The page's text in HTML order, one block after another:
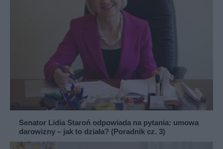
Senator Lidia Staroń odpowiada na pytania: umowa
darowizny – jak to działa? (Poradnik cz. 3)